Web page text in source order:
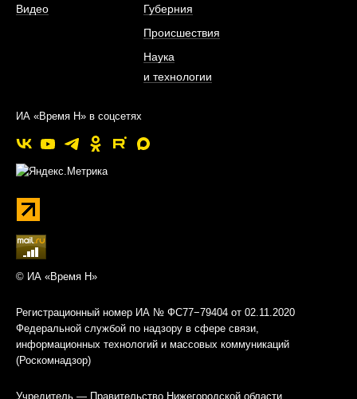
Видео
Губерния
Происшествия
Наука
и технологии
ИА «Время Н» в соцсетях
© ИА «Время Н»
Регистрационный номер ИА № ФС77−79404 от 02.11.2020
Федеральной службой по надзору в сфере связи,
информационных технологий и массовых коммуникаций
(Роскомнадзор)
Учредитель — Правительство Нижегородской области